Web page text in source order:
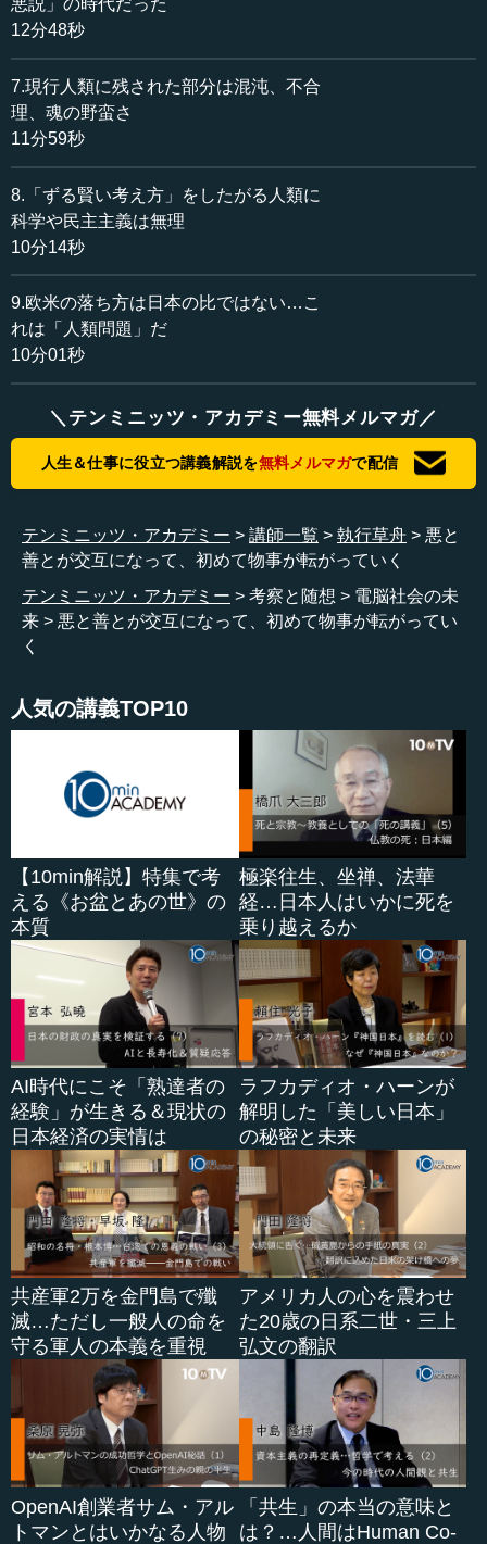
―― AIと共存できると。
執行 ほとんどの人間は家畜になると思いますが、死には
しません。そういう唯一の希望をAIとロボット社会に感じ
ているのです。感じていたら40年たって、アメリカのサン
ディア国立研究所から、金属の自己修復の話が出てきた。
要するに、金属の中に魂があるということです。
―― そうですね。
執行 そして意思がある。何の作用もしないのに、亀裂が
入ったときに金属がその亀裂を自分の力でどんどん直して
いく。これがナノメートルの世界で観測されたわけです。
大変なことです。
―― すごい話ですね。
執行 金属の中に魂がある、心がある、意思があるという
ことです。これはロボット社会の第一歩が始まったという
メリカの独立宣言のようなものです。アメリカの独立宣言
は民主主義の狼煙ですから、同じようなものです。
―― なるほど。それが上がったわけですね。
―― アメリカが発表したというのが面白いですね。
執行 面白いといえば、これも余談になってしまうけれど
も、私は物事の真実は陰と陽の関係で進むと昔から言って
います。だから、私は悪を大切にしています。悪がない
と、善はありません。悪と善とが交互になって、初めて物
事が転がっていくのです。
―― 動くわけですね。
執行 これは中国古代哲学の陰陽五行の理論に基づいてい
ます。人類が生存できる唯一の希望がAIとロボットだと私
は言いましたが、その一つの後押しがこの（サンディア国
立研究所の）観測結果です。この研究所は原爆を作ったと
ころです。
―― それも、すごいですね。
執行 原爆と水爆を作って研究して、今はプラズマに移っ
ているそうです。プラズマ兵器です。
そうした場所で出てきたというのは、私の陰陽の理論で
言...
悪説」の時代だった
12分48秒
7.現行人類に残された部分は混沌、不合
理、魂の野蛮さ
11分59秒
8.「ずる賢い考え方」をしたがる人類に
科学や民主主義は無理
10分14秒
9.欧米の落ち方は日本の比ではない…こ
れは「人類問題」だ
10分01秒
＼テンミニッツ・アカデミー無料メルマガ／
人生＆仕事に役立つ講義解説を無料メルマガで配信
テンミニッツ・アカデミー 講師一覧 執行草舟
悪と
善とが交互になって、初めて物事が転がっていく
テンミニッツ・アカデミー
考察と随想
電脳社会の未
来
悪と善とが交互になって、初めて物事が転がってい
く
人気の講義TOP10
【10min解説】特集で考
える《お盆とあの世》の
本質
極楽往生、坐禅、法華
経…日本人はいかに死を
乗り越えるか
AI時代にこそ「熟達者の
経験」が生きる＆現状の
日本経済の実情は
ラフカディオ・ハーンが
解明した「美しい日本」
の秘密と未来
共産軍2万を金門島で殲
滅…ただし一般人の命を
守る軍人の本義を重視
アメリカ人の心を震わせ
た20歳の日系二世・三上
弘文の翻訳
OpenAI創業者サム・アル
トマンとはいかなる人物
「共生」の本当の意味と
は？…人間はHuman Co-